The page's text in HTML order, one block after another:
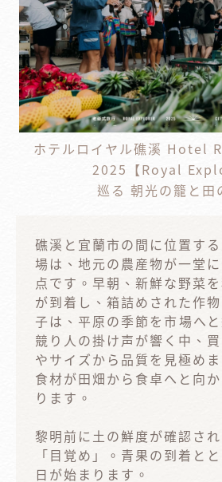
ホテルロイヤル礁溪 Hotel
2025【Royal
巡る 朝光の籠と田
礁溪と宜蘭市の間に位置す
場は、地元の農産物が一堂
点です。早朝、新鮮な野菜
が到着し、箱詰めされた作
子は、平原の季節を市場へ
競り人の掛け声が響く中、
やサイズから品質を見極め
食材が田畑から食卓へと向
ります。
黎明前に土の鮮度が確認さ
「目覚め」。青果の到着と
日が始まります。